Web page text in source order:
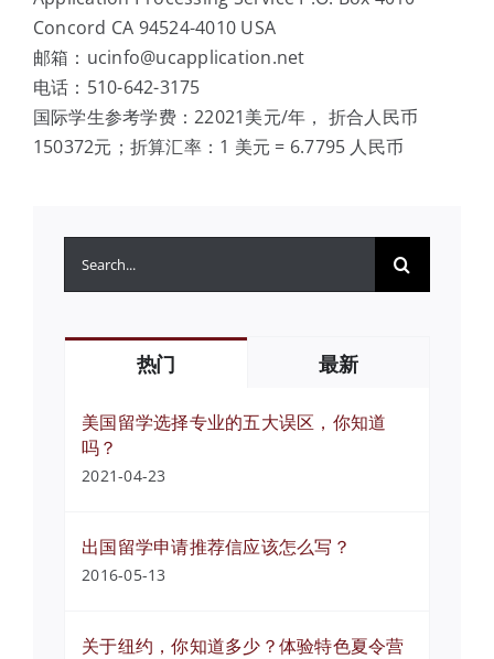
Concord CA 94524-4010 USA
邮箱：ucinfo@ucapplication.net
电话：510-642-3175
国际学生参考学费：22021美元/年， 折合人民币
150372元；折算汇率：1 美元 = 6.7795 人民币
热门 最新
美国留学选择专业的五大误区，你知道
吗？
2021-04-23
出国留学申请推荐信应该怎么写？
2016-05-13
关于纽约，你知道多少？体验特色夏令营